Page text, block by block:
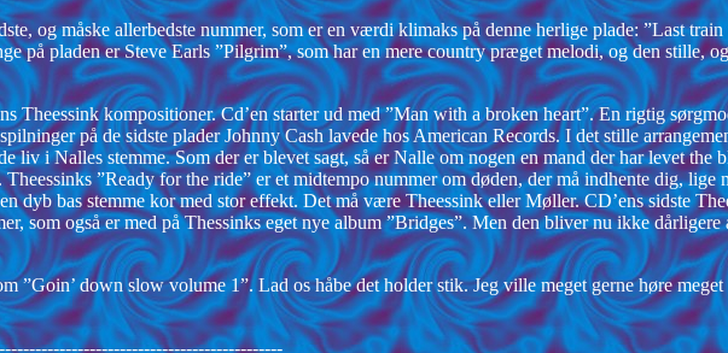
og måske allerbedste nummer, som er en værdi klimaks på denne herlige plade: ”Last
på pladen er Steve Earls ”Pilgrim”, som har en mere country præget melodi, og den stille,
Theessink kompositioner. Cd’en starter ud med ”Man with a broken heart”. En rigtig
på de sidste plader Johnny Cash lavede hos American Records. I det stille
liv i Nalles stemme. Som der er blevet sagt, så er Nalle om nogen en mand der har levet the
Theessinks ”Ready for the ride” er et midtempo nummer om døden, der må indhente dig, lige
dyb bas stemme kor med stor effekt. Det må være Theessink eller Møller. CD’ens sidste
som også er med på Thessinks eget nye album ”Bridges”. Men den bliver nu ikke dårligere
”Goin’ down slow volume 1”. Lad os håbe det holder stik. Jeg ville meget gerne høre